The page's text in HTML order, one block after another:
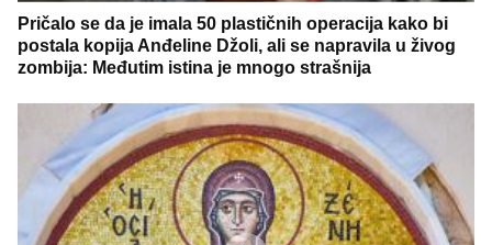
Pričalo se da je imala 50 plastičnih operacija kako bi
postala kopija Anđeline Džoli, ali se napravila u živog
zombija: Međutim istina je mnogo strašnija